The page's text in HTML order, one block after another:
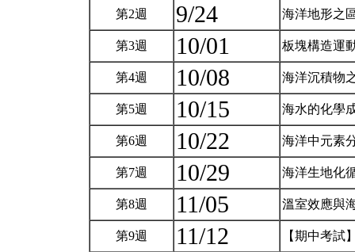
第2週 9/24 海洋地形之
第3週 10/01 板塊構造運
第4週 10/08 海洋沉積物
第5週 10/15 海水的化學
第6週 10/22 海洋中元素
第7週 10/29 海洋生地化
第8週 11/05 溫室效應與
第9週 11/12 【期中考試